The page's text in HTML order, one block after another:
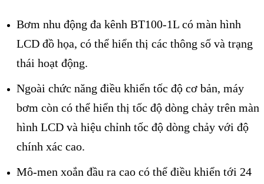
Bơm nhu động đa kênh BT100-1L có màn hình
LCD đồ họa, có thể hiển thị các thông số và trạng
thái hoạt động.
Ngoài chức năng điều khiển tốc độ cơ bản, máy
bơm còn có thể hiển thị tốc độ dòng chảy trên màn
hình LCD và hiệu chỉnh tốc độ dòng chảy với độ
chính xác cao.
Mô-men xoắn đầu ra cao có thể điều khiển tới 24